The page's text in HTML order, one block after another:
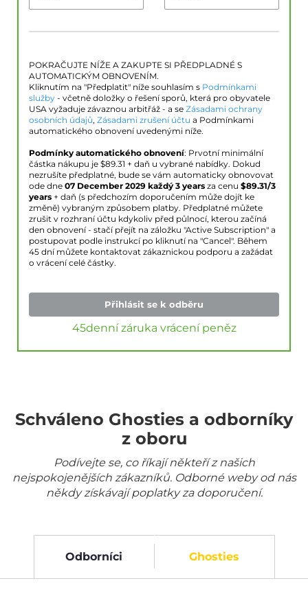
POKRAČUJTE NÍŽE A ZAKUPTE SI PŘEDPLADNÉ S
AUTOMATICKÝM OBNOVENÍM.
Kliknutím na "Předplatit" níže souhlasím s Podmínkami
služby - včetně doložky o řešení sporů, která pro obyvatele
USA vyžaduje závaznou arbitřáž - a se Zásadami ochrany
osobních údajů, Zásadami zrušení účtu a Podmínkami
automatického obnovení uvedenými níže.
Podmínky automatického obnovení: Prvotní minimální
částka nákupu je $89.31 + daň u vybrané nabídky. Dokud
nezrušíte předplatné, bude se vám automaticky obnovovat
ode dne 07 December 2029 každý 3 years za cenu $89.31/3
years + daň (s předchozím doporučením může dojít ke
změně) vybraným způsobem platby. Předplatné můžete
zrušit v rozhraní účtu kdykoliv před půlnocí, kterou začíná
den obnovení - stačí přejít na záložku "Active Subscription" a
postupovat podle instrukcí po kliknutí na "Cancel". Během
45 dní můžete kontaktovat zákaznickou podporu a zažádat
o vrácení celé částky.
Přihlásit se k odběru
45denní záruka vrácení peněz
Schváleno Ghosties a odborníky
z oboru
Podívejte se, co říkají někteří z našich
nejspokojenějších zákazníků. Odborné weby od nás
někdy získávají poplatky za doporučení.
Odborníci Ghosties